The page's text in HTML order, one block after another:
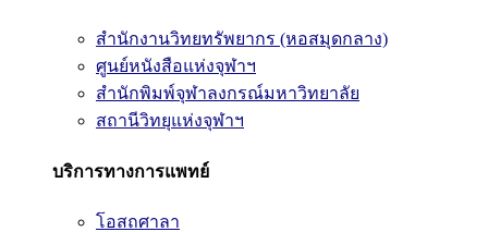
สำนักงานวิทยทรัพยากร (หอสมุดกลาง)
ศูนย์หนังสือแห่งจุฬาฯ
สำนักพิมพ์จุฬาลงกรณ์มหาวิทยาลัย
สถานีวิทยุแห่งจุฬาฯ
บริการทางการแพทย์
โอสถศาลา